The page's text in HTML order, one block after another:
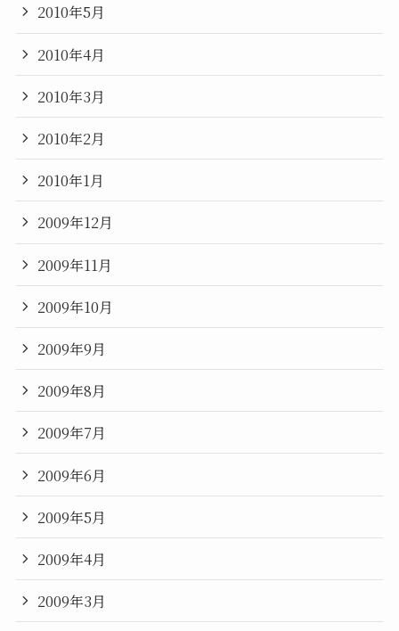
2010年5月
2010年4月
2010年3月
2010年2月
2010年1月
2009年12月
2009年11月
2009年10月
2009年9月
2009年8月
2009年7月
2009年6月
2009年5月
2009年4月
2009年3月